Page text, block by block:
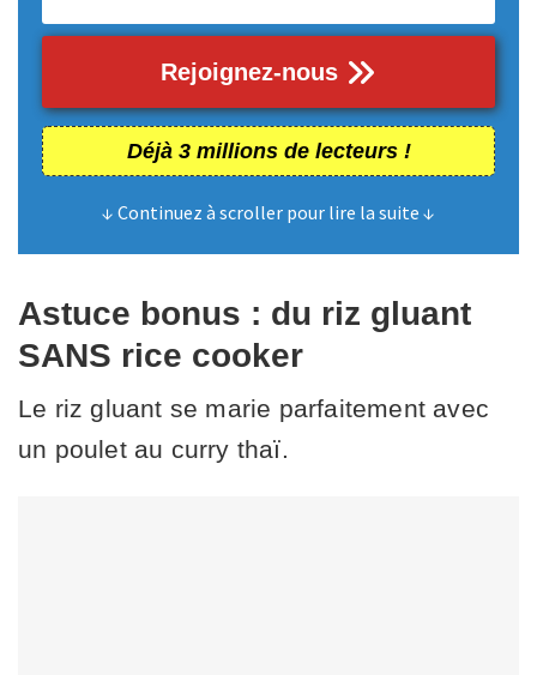
Rejoignez-nous
Déjà 3 millions de lecteurs !
↓ Continuez à scroller pour lire la suite ↓
Astuce bonus : du riz gluant
SANS rice cooker
Le riz gluant se marie parfaitement avec
un poulet au curry thaï.